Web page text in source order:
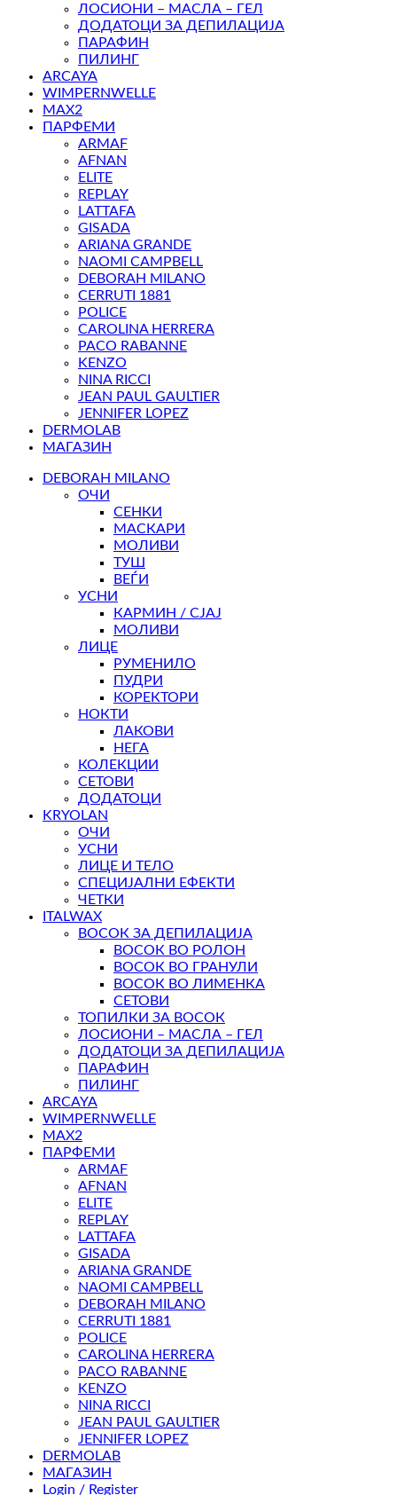
ЛОСИОНИ – МАСЛА – ГЕЛ
ДОДАТОЦИ ЗА ДЕПИЛАЦИЈА
ПАРАФИН
ПИЛИНГ
ARCAYA
WIMPERNWELLE
MAX2
ПАРФЕМИ
ARMAF
AFNAN
ELITE
REPLAY
LATTAFA
GISADA
ARIANA GRANDE
NAOMI CAMPBELL
DEBORAH MILANO
CERRUTI 1881
POLICE
CAROLINA HERRERA
PACO RABANNE
KENZO
NINA RICCI
JEAN PAUL GAULTIER
JENNIFER LOPEZ
DERMOLAB
МАГАЗИН
DEBORAH MILANO
ОЧИ
СЕНКИ
МАСКАРИ
МОЛИВИ
ТУШ
ВЕЃИ
УСНИ
КАРМИН / СЈАЈ
МОЛИВИ
ЛИЦЕ
РУМЕНИЛО
ПУДРИ
КОРЕКТОРИ
НОКТИ
ЛАКОВИ
НЕГА
КОЛЕКЦИИ
СЕТОВИ
ДОДАТОЦИ
KRYOLAN
ОЧИ
УСНИ
ЛИЦЕ И ТЕЛО
СПЕЦИЈАЛНИ ЕФЕКТИ
ЧЕТКИ
ITALWAX
ВОСОК ЗА ДЕПИЛАЦИЈА
ВОСОК ВО РОЛОН
ВОСОК ВО ГРАНУЛИ
ВОСОК ВО ЛИМЕНКА
СЕТОВИ
ТОПИЛКИ ЗА ВОСОК
ЛОСИОНИ – МАСЛА – ГЕЛ
ДОДАТОЦИ ЗА ДЕПИЛАЦИЈА
ПАРАФИН
ПИЛИНГ
ARCAYA
WIMPERNWELLE
MAX2
ПАРФЕМИ
ARMAF
AFNAN
ELITE
REPLAY
LATTAFA
GISADA
ARIANA GRANDE
NAOMI CAMPBELL
DEBORAH MILANO
CERRUTI 1881
POLICE
CAROLINA HERRERA
PACO RABANNE
KENZO
NINA RICCI
JEAN PAUL GAULTIER
JENNIFER LOPEZ
DERMOLAB
МАГАЗИН
Login / Register